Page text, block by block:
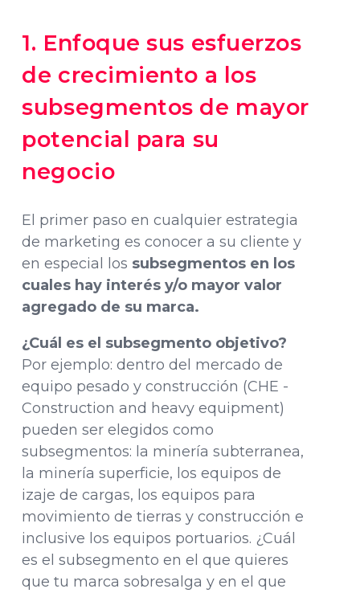
1. Enfoque sus esfuerzos
de crecimiento a los
subsegmentos de mayor
potencial para su
negocio
El primer paso en cualquier estrategia
de marketing es conocer a su cliente y
en especial los subsegmentos en los
cuales hay interés y/o mayor valor
agregado de su marca.
¿Cuál es el subsegmento objetivo?
Por ejemplo: dentro del mercado de
equipo pesado y construcción (CHE -
Construction and heavy equipment)
pueden ser elegidos como
subsegmentos: la minería subterranea,
la minería superficie, los equipos de
izaje de cargas, los equipos para
movimiento de tierras y construcción e
inclusive los equipos portuarios. ¿Cuál
es el subsegmento en el que quieres
que tu marca sobresalga y en el que